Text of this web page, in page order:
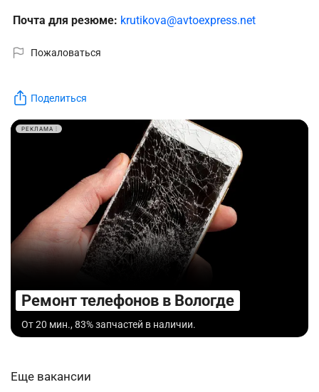
Почта для резюме: krutikova@avtoexpress.net
Пожаловаться
Поделиться
РЕКЛАМА
Ремонт телефонов в Вологде
От 20 мин., 83% запчастей в наличии.
Еще вакансии